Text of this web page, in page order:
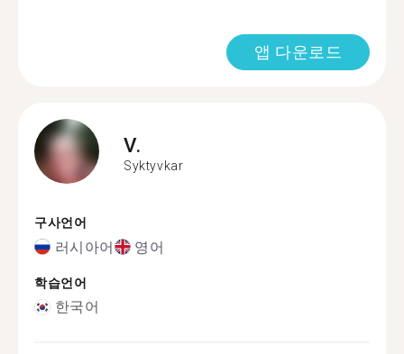
앱 다운로드
V.
Syktyvkar
구사언어
러시아어 영어
학습언어
한국어